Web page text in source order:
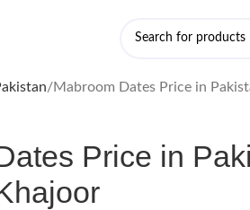
Mabroom Dates Price in
Price in